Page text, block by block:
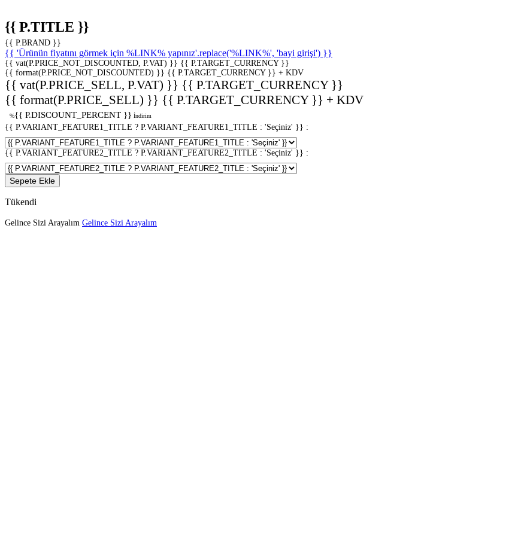
{{ P.TITLE }}
{{ P.BRAND }}
{{ 'Ürünün fiyatını görmek için %LINK% yapınız'.replace('%LINK%', 'bayi girişi') }}
{{ vat(P.PRICE_NOT_DISCOUNTED, P.VAT) }} {{ P.TARGET_CURRENCY }}
{{ format(P.PRICE_NOT_DISCOUNTED) }} {{ P.TARGET_CURRENCY }} + KDV
{{ vat(P.PRICE_SELL, P.VAT) }} {{ P.TARGET_CURRENCY }}
{{ format(P.PRICE_SELL) }} {{ P.TARGET_CURRENCY }} + KDV
%{{ P.DISCOUNT_PERCENT }} İndirim
{{ P.VARIANT_FEATURE1_TITLE ? P.VARIANT_FEATURE1_TITLE : 'Seçiniz' }} :
{{ P.VARIANT_FEATURE2_TITLE ? P.VARIANT_FEATURE2_TITLE : 'Seçiniz' }} :
Sepete Ekle
Tükendi
Gelince Sizi Arayalım Gelince Sizi Arayalım